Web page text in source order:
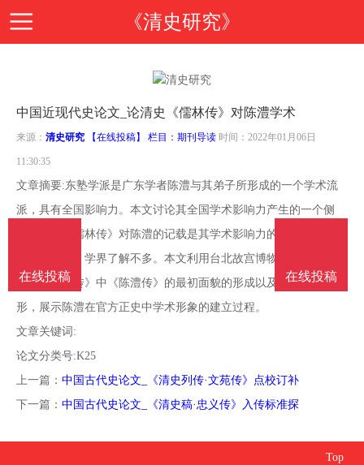
《清史研究》
页
期
导
读
刊
介
稿
指
南
邮
箱
投
在
线
联
中国近现代史论文_论清史《儒林传》对陈澧学术
来源： 清史研究 【在线投稿】 栏目： 期刊导读 时间：2022年01月06日
11:30:35
文章摘要:东塾学派是广东学者陈澧与其弟子所形成的一个学术流
派，具有全国影响力。本文讨论其全国学术影响力产生的一个侧
面。清史《儒林传》对陈澧的记载是其学术影响力的重要例证，情
况较为复杂，学界了解不多。本文利用台北故宫博物院档案，揭示
清史《儒林传》中《陈澧传》的最初面貌的形成以及后续改写情
形，展示陈澧在官方正史中学术形象的建立过程。
文章关键词:
论文分类号:K25
上一篇： 中国古代史论文_《清史列传·文苑传》点校订补
下一篇： 中国古代史论文_《清史稿·忠义传》入传标准探
Top
在线投稿
在线投稿